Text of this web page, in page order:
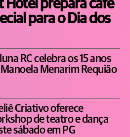
Hotel prepara café
para o Dia dos
RC celebra os 15 anos
Menarim Requião
Criativo oferece
de teatro e dança
sábado em PG